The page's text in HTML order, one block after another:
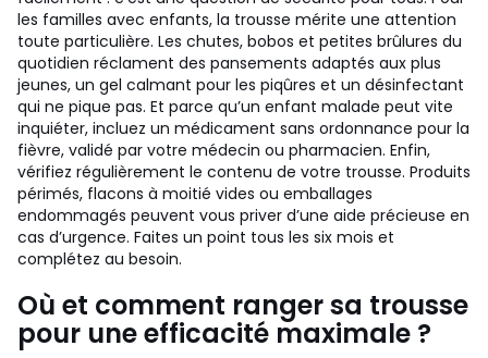
les familles avec enfants, la trousse mérite une attention
toute particulière. Les chutes, bobos et petites brûlures du
quotidien réclament des pansements adaptés aux plus
jeunes, un gel calmant pour les piqûres et un désinfectant
qui ne pique pas. Et parce qu’un enfant malade peut vite
inquiéter, incluez un médicament sans ordonnance pour la
fièvre, validé par votre médecin ou pharmacien. Enfin,
vérifiez régulièrement le contenu de votre trousse. Produits
périmés, flacons à moitié vides ou emballages
endommagés peuvent vous priver d’une aide précieuse en
cas d’urgence. Faites un point tous les six mois et
complétez au besoin.
Où et comment ranger sa trousse
pour une efficacité maximale ?